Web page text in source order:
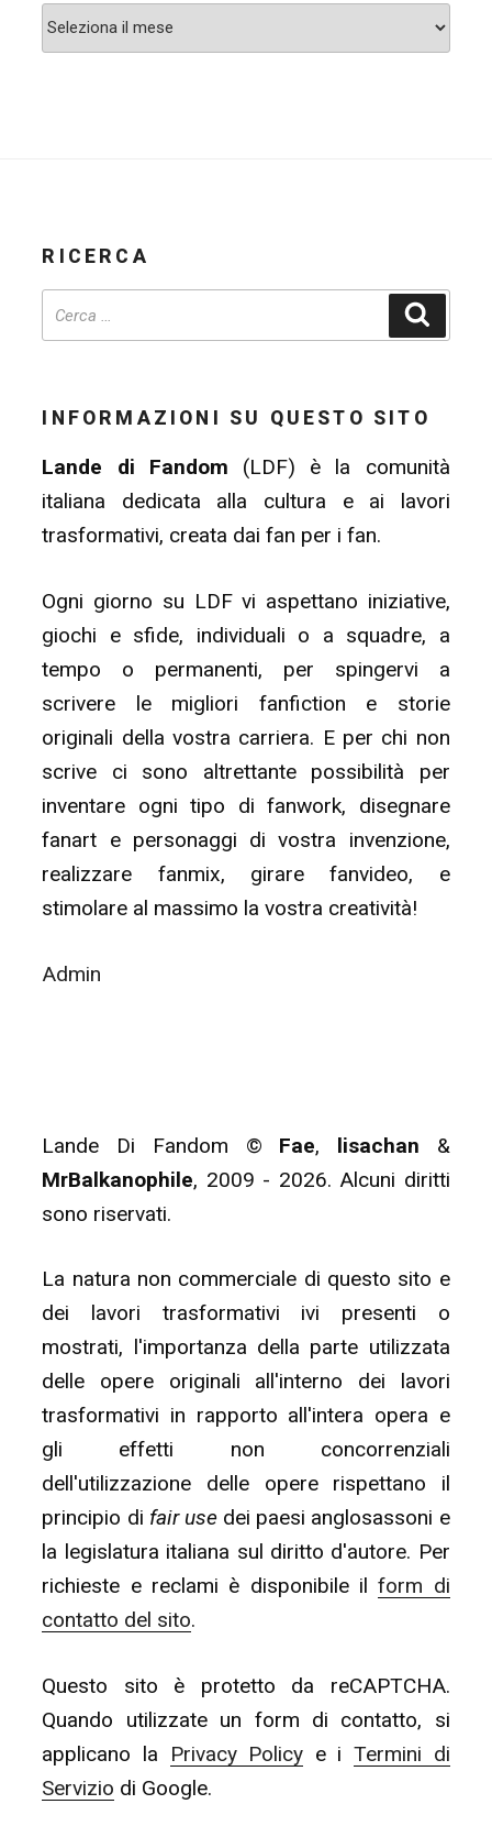
Archivi
RICERCA
INFORMAZIONI SU QUESTO SITO
Lande di Fandom (LDF) è la comunità
italiana dedicata alla cultura e ai lavori
trasformativi, creata dai fan per i fan.
Ogni giorno su LDF vi aspettano iniziative,
giochi e sfide, individuali o a squadre, a
tempo o permanenti, per spingervi a
scrivere le migliori fanfiction e storie
originali della vostra carriera. E per chi non
scrive ci sono altrettante possibilità per
inventare ogni tipo di fanwork, disegnare
fanart e personaggi di vostra invenzione,
realizzare fanmix, girare fanvideo, e
stimolare al massimo la vostra creatività!
Admin
Lande Di Fandom © Fae, lisachan &
MrBalkanophile, 2009 - 2026. Alcuni diritti
sono riservati.
La natura non commerciale di questo sito e
dei lavori trasformativi ivi presenti o
mostrati, l'importanza della parte utilizzata
delle opere originali all'interno dei lavori
trasformativi in rapporto all'intera opera e
gli effetti non concorrenziali
dell'utilizzazione delle opere rispettano il
principio di fair usedei paesi anglosassoni e
la legislatura italiana sul diritto d'autore. Per
richieste e reclami è disponibile ilform di
contatto del sito.
Questo sito è protetto da reCAPTCHA.
Quando utilizzate un form di contatto, si
applicano la
Privacy Policy e iTermini di
Servizio di Google.